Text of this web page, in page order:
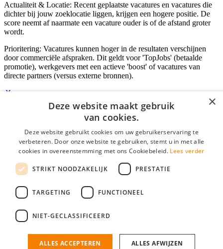
Actualiteit & Locatie: Recent geplaatste vacatures en vacatures die
dichter bij jouw zoeklocatie liggen, krijgen een hogere positie. De
score neemt af naarmate een vacature ouder is of de afstand groter
wordt.
Prioritering: Vacatures kunnen hoger in de resultaten verschijnen
door commerciële afspraken. Dit geldt voor 'TopJobs' (betaalde
promotie), werkgevers met een actieve 'boost' of vacatures van
directe partners (versus externe bronnen).
Inloggen als bedrijf
E-mail*
Wachtwoord
login gegevens onthouden
login
Bedrijf aanmelden
nieuwe collega/werknemer zo gevonden!
×
Deze website maakt gebruik
van cookies.
Deze website gebruikt cookies om uw gebruikerservaring te
verbeteren. Door onze website te gebruiken, stemt u in met alle
cookies in overeenstemming met ons Cookiebeleid. Lees verder
STRIKT NOODZAKELIJK PRESTATIE
TARGETING FUNCTIONEEL
NIET-GECLASSIFICEERD
ALLES ACCEPTEREN ALLES AFWIJZEN